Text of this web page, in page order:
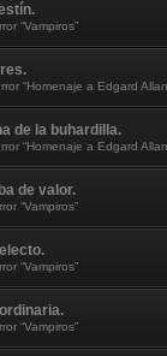
“Vampiros”
“Homenaje a Edgard
de la buhardilla.
“Homenaje a Edgard
de valor.
“Vampiros”
“Vampiros”
“Vampiros”